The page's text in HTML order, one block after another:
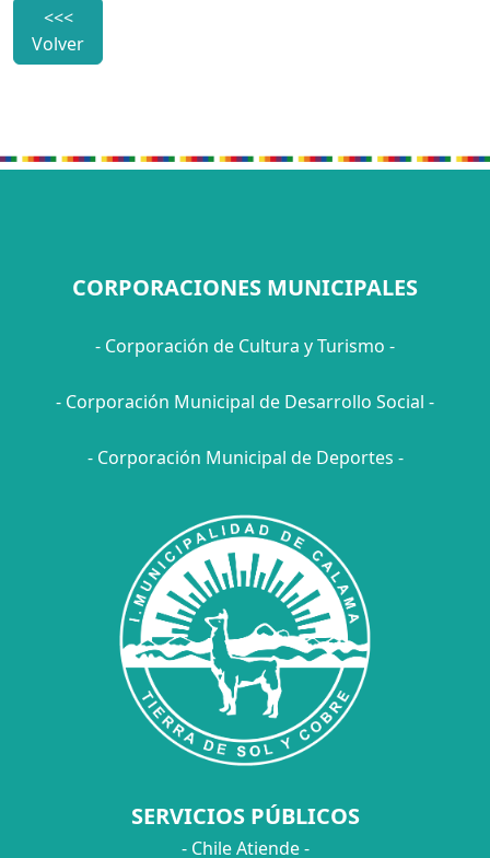
<<<
Volver
CORPORACIONES MUNICIPALES
- Corporación de Cultura y Turismo -
- Corporación Municipal de Desarrollo Social -
- Corporación Municipal de Deportes -
SERVICIOS PÚBLICOS
- Chile Atiende -